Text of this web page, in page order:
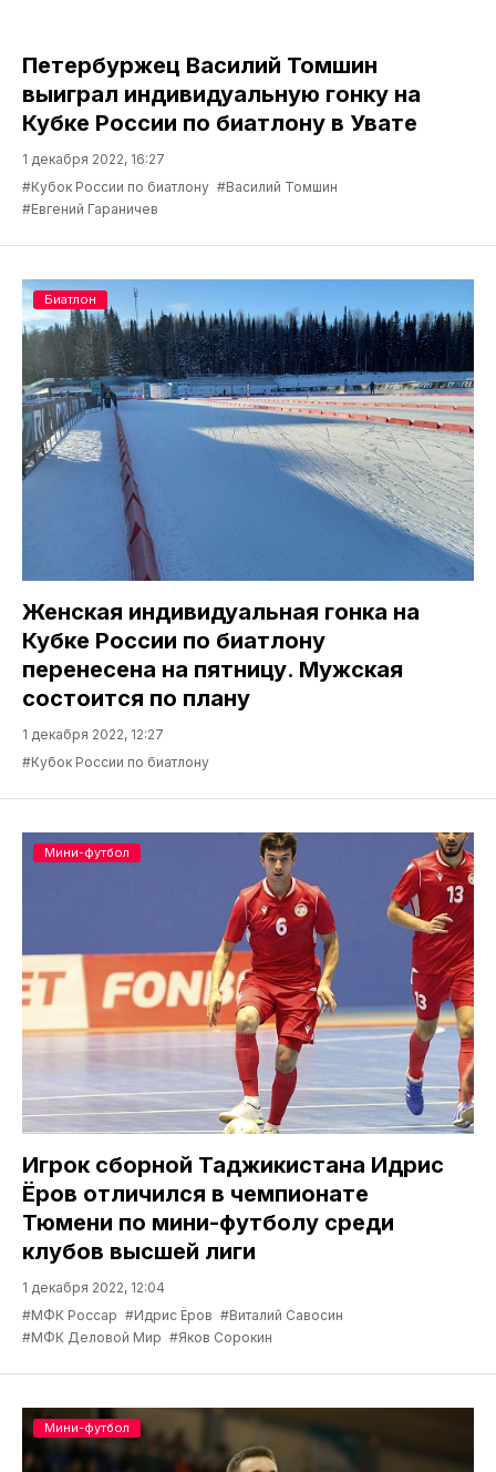
Петербуржец Василий Томшин
выиграл индивидуальную гонку на
Кубке России по биатлону в Увате
1 декабря 2022, 16:27
#Кубок России по биатлону #Василий Томшин
#Евгений Гараничев
Женская индивидуальная гонка на
Кубке России по биатлону
перенесена на пятницу. Мужская
состоится по плану
1 декабря 2022, 12:27
#Кубок России по биатлону
Биатлон
Игрок сборной Таджикистана Идрис
Ёров отличился в чемпионате
Тюмени по мини-футболу среди
клубов высшей лиги
1 декабря 2022, 12:04
#МФК Россар #Идрис Ёров #Виталий Савосин
#МФК Деловой Мир #Яков Сорокин
Мини-футбол
Мини-футбол